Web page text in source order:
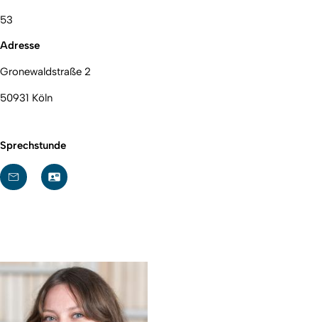
53
Adresse
Gronewaldstraße 2
50931 Köln
Sprechstunde